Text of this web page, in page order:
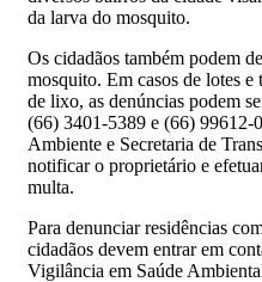
da larva do mosquito.
Os cidadãos também podem
mosquito. Em casos de lotes
de lixo, as denúncias podem
(66) 3401-5389 e (66) 99612-
Ambiente e Secretaria de
notificar o proprietário e
multa.
Para denunciar residências
cidadãos devem entrar em
Vigilância em Saúde